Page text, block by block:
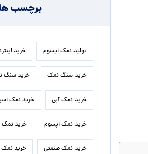
برچسب
تولید نمک اپسوم خرید
خرید سنگ نمک خرید سنگ
خرید نمک آبی خرید نمک
خرید نمک اپسوم خرید
خرید نمک صنعتی خرید